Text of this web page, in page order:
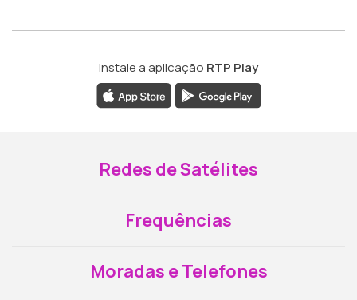
Instale a aplicação RTP Play
Redes de Satélites
Frequências
Moradas e Telefones